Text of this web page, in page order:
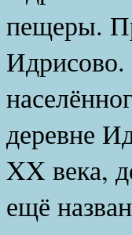
пещеры.
Идрисово.
деревне
XX века,
ещё